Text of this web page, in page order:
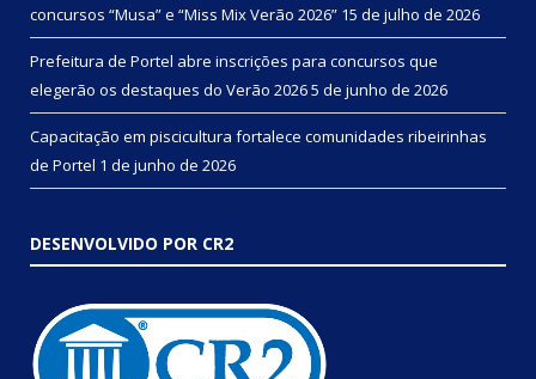
concursos “Musa” e “Miss Mix Verão 2026” 15 de julho de 2026
Prefeitura de Portel abre inscrições para concursos que
elegerão os destaques do Verão 20265 de junho de 2026
Capacitação em piscicultura fortalece comunidades ribeirinhas
de Portel 1 de junho de 2026
DESENVOLVIDO POR CR2